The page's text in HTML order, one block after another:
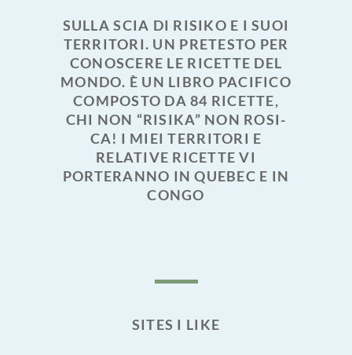
SULLA SCIA DI RISIKO E I SUOI
TERRITORI. UN PRETESTO PER
CONOSCERE LE RICETTE DEL
MONDO. È UN LIBRO PACIFICO
COMPOSTO DA 84 RICETTE,
CHI NON “RISIKA” NON ROSI-
CA! I MIEI TERRITORI E
RELATIVE RICETTE VI
PORTERANNO IN QUEBEC E IN
CONGO
SITES I LIKE